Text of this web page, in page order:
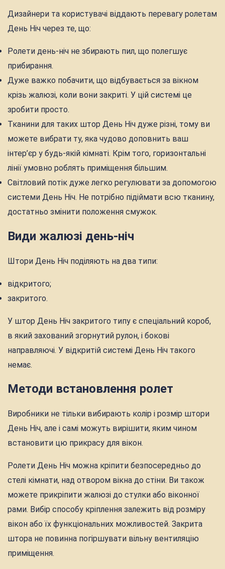
Дизайнери та користувачі віддають перевагу ролетам
День Ніч через те, що:
Ролети день-ніч не збирають пил, що полегшує
прибирання.
Дуже важко побачити, що відбувається за вікном
крізь жалюзі, коли вони закриті. У цій системі це
зробити просто.
Тканини для таких штор День Ніч дуже різні, тому ви
можете вибрати ту, яка чудово доповнить ваш
інтер’єр у будь-якій кімнаті. Крім того, горизонтальні
лінії умовно роблять приміщення більшим.
Світловий потік дуже легко регулювати за допомогою
системи День Ніч. Не потрібно підіймати всю тканину,
достатньо змінити положення смужок.
Види жалюзі день-ніч
Штори День Ніч поділяють на два типи:
відкритого;
закритого.
У штор День Ніч закритого типу є спеціальний короб,
в який захований згорнутий рулон, і бокові
направляючі. У відкритій системі День Ніч такого
немає.
Методи встановлення ролет
Виробники не тільки вибирають колір і розмір штори
День Ніч, але і самі можуть вирішити, яким чином
встановити цю прикрасу для вікон.
Ролети День Ніч можна кріпити безпосередньо до
стелі кімнати, над отвором вікна до стіни. Ви також
можете прикріпити жалюзі до стулки або віконної
рами. Вибір способу кріплення залежить від розміру
вікон або їх функціональних можливостей. Закрита
штора не повинна погіршувати вільну вентиляцію
приміщення.